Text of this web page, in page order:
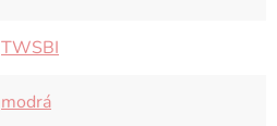
TWSBI
modrá